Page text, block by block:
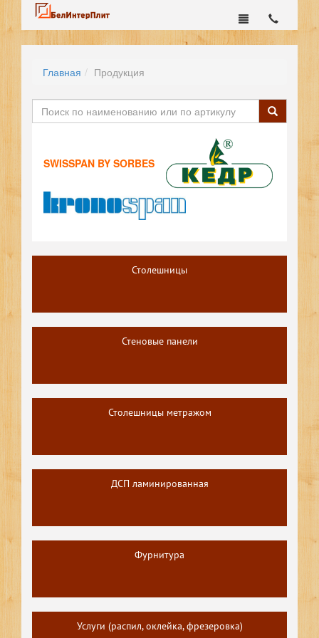
Главная Продукция
SWISSPAN BY SORBES
Столешницы
Стеновые панели
Столешницы метражом
ДСП ламинированная
Фурнитура
Услуги (распил, оклейка, фрезеровка)